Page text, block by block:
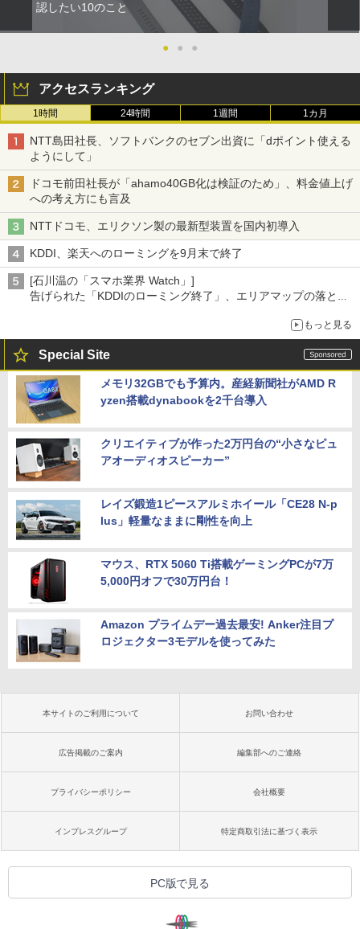
認したい10のこと
● ● ●
アクセスランキング
1時間 24時間 1週間 1カ月
NTT島田社長、ソフトバンクのセブン出資に「dポイント使える
ようにして」
ドコモ前田社長が「ahamo40GB化は検証のため」、料金値上げ
への考え方にも言及
NTTドコモ、エリクソン製の最新型装置を国内初導入
KDDI、楽天へのローミングを9月末で終了
[石川温の「スマホ業界 Watch」]
告げられた「KDDIのローミング終了」、エリアマップの落とし
もっと見る
Special Site
メモリ32GBでも予算内。産経新聞社がAMD R
yzen搭載dynabookを2千台導入
クリエイティブが作った2万円台の“小さなピュ
アオーディオスピーカー”
レイズ鍛造1ピースアルミホイール「CE28 N-p
lus」軽量なままに剛性を向上
マウス、RTX 5060 Ti搭載ゲーミングPCが7万
5,000円オフで30万円台！
Amazon プライムデー過去最安! Anker注目プ
ロジェクター3モデルを使ってみた
本サイトのご利用について お問い合わせ
広告掲載のご案内 編集部へのご連絡
プライバシーポリシー 会社概要
インプレスグループ 特定商取引法に基づく表示
PC版で見る